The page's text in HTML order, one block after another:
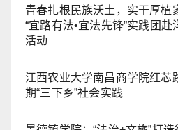
青春扎根民族沃土，实干厚植
“宜路有法•宜法先锋”实践团
活动
江西农业大学南昌商学院红芯
期“三下乡”社会实践